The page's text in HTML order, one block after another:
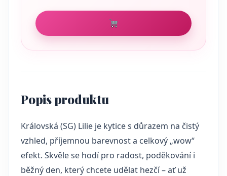
Popis produktu
Královská (SG) Lilie je kytice s důrazem na čistý
vzhled, příjemnou barevnost a celkový „wow“
efekt. Skvěle se hodí pro radost, poděkování i
běžný den, který chcete udělat hezčí – ať už